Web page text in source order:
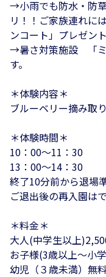
→小雨でも防水・防
リ！！ご家族連れに
ンコート」プレゼン
→暑さ対策施設 「ミ
す。
＊体験内容＊
ブルーベリー摘み取
＊体験時間＊
10：00～11：30
13：00～14：30
終了10分前から退場
ご退出後の再入園は
＊料金＊
大人(中学生以上
お子様(3歳以上～小
幼児（３歳未満）無料